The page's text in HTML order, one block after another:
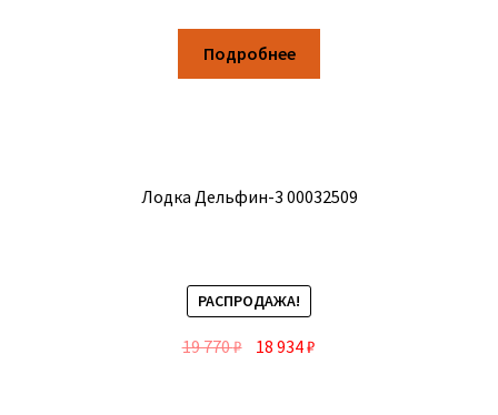
Подробнее
Лодка Дельфин-3 00032509
РАСПРОДАЖА!
19 770₽ 18 934₽